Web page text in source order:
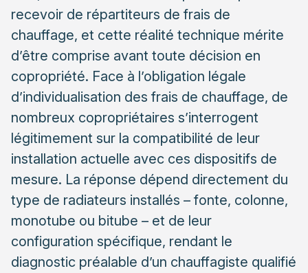
recevoir de répartiteurs de frais de
chauffage, et cette réalité technique mérite
d’être comprise avant toute décision en
copropriété. Face à l’obligation légale
d’individualisation des frais de chauffage, de
nombreux copropriétaires s’interrogent
légitimement sur la compatibilité de leur
installation actuelle avec ces dispositifs de
mesure. La réponse dépend directement du
type de radiateurs installés – fonte, colonne,
monotube ou bitube – et de leur
configuration spécifique, rendant le
diagnostic préalable d’un chauffagiste qualifié
Les systèmes de sous-comptage par
appartement
Le rôle du diagnostic thermique préalable
Les points techniques vérifiés lors de l’audit
Les recommandations du professionnel pour la
copropriété
Coûts et impacts financiers pour les copropriétaires
Le détail des dépenses d’installation et de
maintenance
Les économies attendues et le retour sur
investissement
Les bonnes pratiques pour maîtriser les dépenses